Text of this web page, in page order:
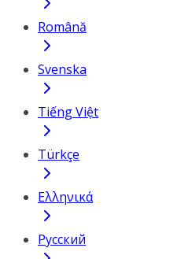
Română
Svenska
Tiếng Việt
Türkçe
Ελληνικά
Русский